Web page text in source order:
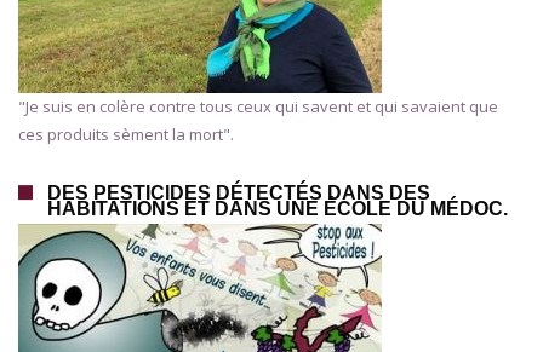
"Je suis en colère contre tous ceux qui savent et qui savaient que
ces produits sèment la mort".
DES PESTICIDES DÉTECTÉS DANS DES
HABITATIONS ET DANS UNE ÉCOLE DU MÉDOC.